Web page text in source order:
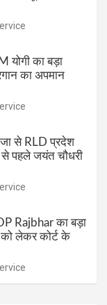
योगी का बड़ा
का अपमान
से RLD प्रदेश
पहले जयंत चौधरी
Rajbhar का बड़ा
लेकर कोर्ट के